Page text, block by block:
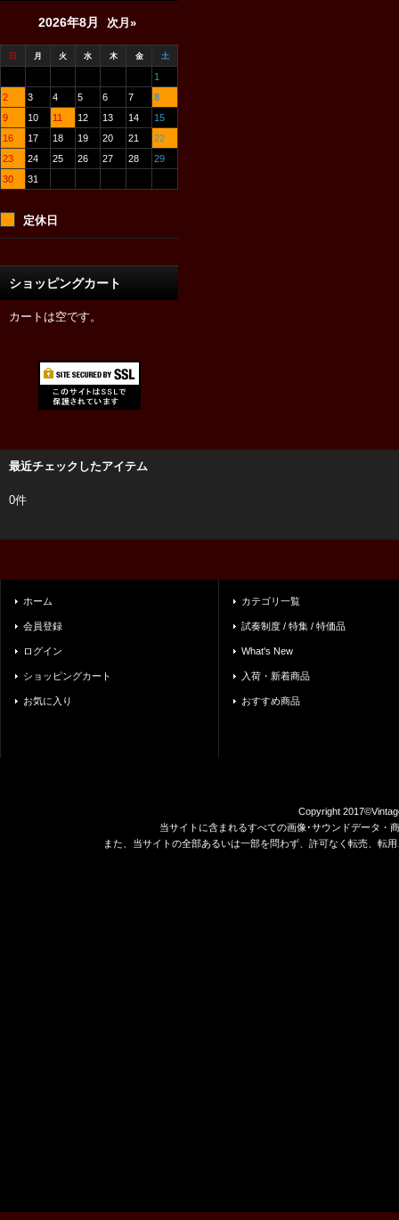
2026年8月 次月»
日 月 火 水 木 金 土
1
2
3 4 5 6 7
8
9
10 11 12 13 14
15
16
17 18 19 20 21
22
23
24 25 26 27 28
29
30
31
定休日
ショッピングカート
カートは空です。
最近チェックしたアイテム
0件
ホーム
会員登録
ログイン
ショッピングカート
お気に入り
カテゴリ一覧
試奏制度 / 特集 / 特価品
What's New
入荷・新着商品
おすすめ商品
Copyright
当サイトに含まれるすべての画像･サウンドデータ・
また、当サイトの全部あるいは一部を問わず、許可なく転売、転